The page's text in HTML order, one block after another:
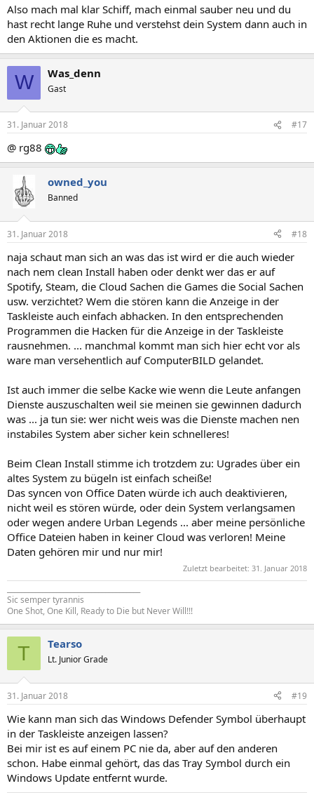
Also mach mal klar Schiff, mach einmal sauber neu und du
hast recht lange Ruhe und verstehst dein System dann auch in
den Aktionen die es macht.
W Was_denn
Gast
31. Januar 2018 #17
@ rg88
owned_you
Banned
31. Januar 2018 #18
naja schaut man sich an was das ist wird er die auch wieder
nach nem clean Install haben oder denkt wer das er auf
Spotify, Steam, die Cloud Sachen die Games die Social Sachen
usw. verzichtet? Wem die stören kann die Anzeige in der
Taskleiste auch einfach abhacken. In den entsprechenden
Programmen die Hacken für die Anzeige in der Taskleiste
rausnehmen. ... manchmal kommt man sich hier echt vor als
ware man versehentlich auf ComputerBILD gelandet.
Ist auch immer die selbe Kacke wie wenn die Leute anfangen
Dienste auszuschalten weil sie meinen sie gewinnen dadurch
was ... ja tun sie: wer nicht weis was die Dienste machen nen
instabiles System aber sicher kein schnelleres!
Beim Clean Install stimme ich trotzdem zu: Ugrades über ein
altes System zu bügeln ist einfach scheiße!
Das syncen von Office Daten würde ich auch deaktivieren,
nicht weil es stören würde, oder dein System verlangsamen
oder wegen andere Urban Legends ... aber meine persönliche
Office Dateien haben in keiner Cloud was verloren! Meine
Daten gehören mir und nur mir!
Zuletzt bearbeitet: 31. Januar 2018
Sic semper tyrannis
One Shot, One Kill, Ready to Die but Never Will!!!
T Tearso
Lt. Junior Grade
31. Januar 2018 #19
Wie kann man sich das Windows Defender Symbol überhaupt
in der Taskleiste anzeigen lassen?
Bei mir ist es auf einem PC nie da, aber auf den anderen
schon. Habe einmal gehört, das das Tray Symbol durch ein
Windows Update entfernt wurde.